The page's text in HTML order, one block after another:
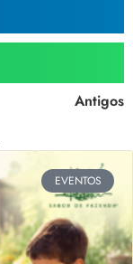
Antigos
EVENTOS